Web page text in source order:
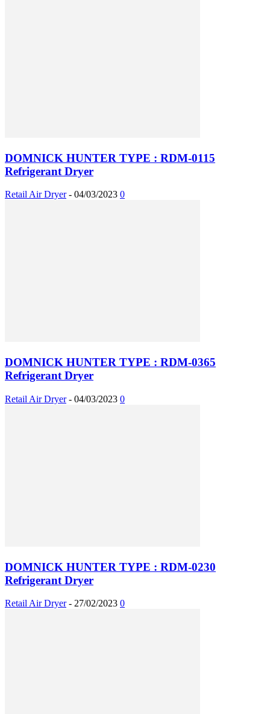
DOMNICK HUNTER TYPE : RDM-0115
Refrigerant Dryer
Retail Air Dryer - 04/03/2023 0
DOMNICK HUNTER TYPE : RDM-0365
Refrigerant Dryer
Retail Air Dryer - 04/03/2023 0
DOMNICK HUNTER TYPE : RDM-0230
Refrigerant Dryer
Retail Air Dryer - 27/02/2023 0